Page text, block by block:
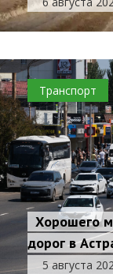
Транспорт
Хорошего
дорог в
5 августа